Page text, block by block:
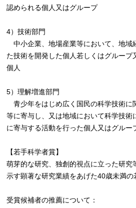
認められる個人又はグループ
4）技術部門
中小企業、地場産業等において、地域
た技術を開発した個人若しくはグループ
個人
5）理解増進部門
青少年をはじめ広く国民の科学技術に
等に寄与し、又は地域において科学技術
に寄与する活動を行った個人又はグルー
【若手科学者賞】
萌芽的な研究、独創的視点に立った研究
示す顕著な研究業績をあげた40歳未満の
受賞候補者の推薦について：